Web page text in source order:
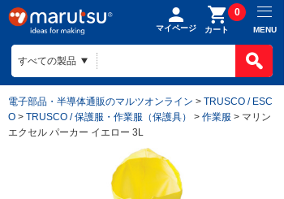
マイページ カート
0
MENU
電子部品・半導体通販のマルツオンライン > TRUSCO / ESC
O > TRUSCO / 保護服・作業服（保護具） > 作業服 > マリン
エクセル パーカー イエロー 3L